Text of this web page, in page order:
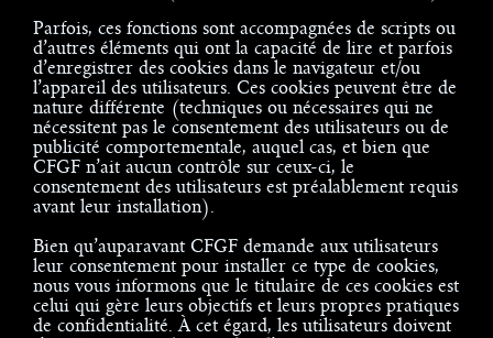
Parfois, ces fonctions sont accompagnées de scripts ou
d’autres éléments qui ont la capacité de lire et parfois
d’enregistrer des cookies dans le navigateur et/ou
l’appareil des utilisateurs. Ces cookies peuvent être de
nature différente (techniques ou nécessaires qui ne
nécessitent pas le consentement des utilisateurs ou de
publicité comportementale, auquel cas, et bien que
CFGF n’ait aucun contrôle sur ceux-ci, le
consentement des utilisateurs est préalablement requis
avant leur installation).
Bien qu’auparavant CFGF demande aux utilisateurs
leur consentement pour installer ce type de cookies,
nous vous informons que le titulaire de ces cookies est
celui qui gère leurs objectifs et leurs propres pratiques
de confidentialité. À cet égard, les utilisateurs doivent